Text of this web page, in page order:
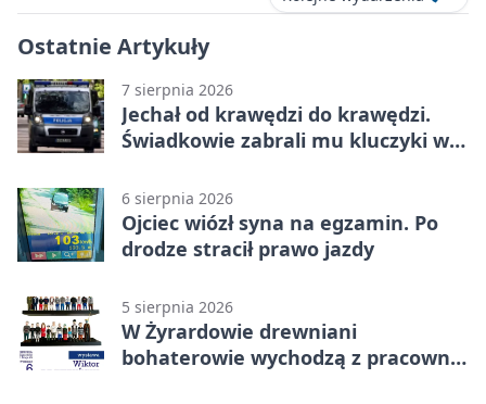
Ostatnie Artykuły
7 sierpnia 2026
Jechał od krawędzi do krawędzi.
Świadkowie zabrali mu kluczyki w
6 sierpnia 2026
Ojciec wiózł syna na egzamin. Po
drodze stracił prawo jazdy
5 sierpnia 2026
W Żyrardowie drewniani
bohaterowie wychodzą z pracowni